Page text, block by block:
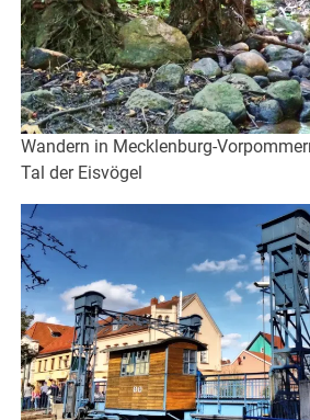
Wandern in Mecklenburg-
Tal der Eisvögel